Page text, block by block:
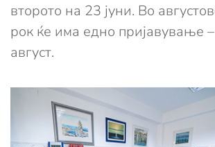
второто на 23 јуни. Во
рок ќе има едно пријавување
август.